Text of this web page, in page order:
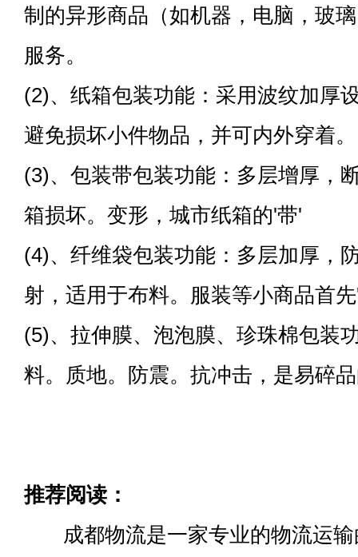
制的异形商品（如机器，电脑，玻
服务。
(2)、纸箱包装功能：采用波纹加厚
避免损坏小件物品，并可内外穿着。
(3)、包装带包装功能：多层增厚，
箱损坏。变形，城市纸箱的'带'
(4)、纤维袋包装功能：多层加厚，
射，适用于布料。服装等小商品首
(5)、拉伸膜、泡泡膜、珍珠棉包装
料。质地。防震。抗冲击，是易碎
推荐阅读：
成都物流是一家专业的物流运输